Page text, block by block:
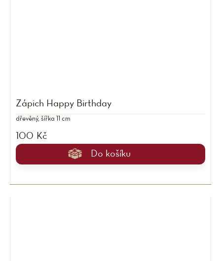
Zápich Happy Birthday
100 Kč
Do košíku
dřevěný, šířka 11 cm